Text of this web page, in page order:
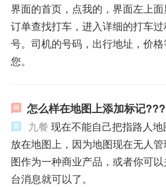
界面的首页，点我的，界面左上
订单查找打车，进入详细的打车
号。司机的号码，出行地址，价
您。
怎么样在地图上添加标记???
九餐 现在不能自己把指路人
放在地图上，因为地图现在无人
图作为一种商业产品，或者你可
台消息就可以了。